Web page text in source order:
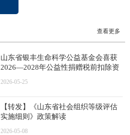
查看更多
山东省银丰生命科学公益基金会喜获
2026—2028年公益性捐赠税前扣除资
2026-05-25
【转发】《山东省社会组织等级评估
实施细则》政策解读
2026-05-08